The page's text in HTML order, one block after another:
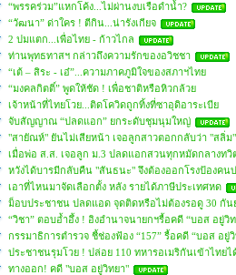
“พรรคร่วม”แหกโค้ง...ไม่ผ่านงบเรือดำน้ำ?
“วัฒนา” ด่าใคร ! ตีกิน...น่ารังเกียจ
2 ปมแตก...เพื่อไทย - ก้าวไกล
ท่านพุทธทาสฯ กล่าวถึงความรักของอวิชชา
“เต้ – สิระ - เอ๋”...ความภาคภูมิใจของสภาฯไทย
“มงคลกิตติ์” พูดให้ชัด ! เพื่อชาติหรือหิวกล้วย
เจ้าหน้าที่ไทยโวย...ติดโควิดถูกทิ้งที่ซาอุดิอาระเบีย
จับสัญญาณ “ปลดแอก” ยกระดับชุมนุมใหญ่
"สายัณห์" ยันไม่เสียหน้า เจอลูกสาวตอกกลับว่า "สลิ่ม"
เมื่อพ่อ ส.ส. เจอลูก ม.3 ปลดแอกสวนทุกหมัดกลางทวิ
หวังได้บารมีกลับคืน "สันธนะ" จึงต้องออกโรงป้องคน
เอาที่ไหนมาจัดเลือกตั้ง หลัง รายได้ภาษีประเทศหด
ม็อบประชาชน ปลดแอด จุดติดหรือไม่ต้องรอดู 30 กัน
“วิชา” ตอบอ้ำอึ้ง ! อิงอำนาจนายกฯรื้อคดี “บอส อยู่วิท
กรรมาธิการตำรวจ ชี้ช่องฟ้อง “157” รื้อคดี “บอส อยู่วิ
ประชาชนรุมโวย ! ปล่อย 110 ทหารอเมริกันเข้าไทยไ
ทางออก! คดี "บอส อยู่วิทยา"